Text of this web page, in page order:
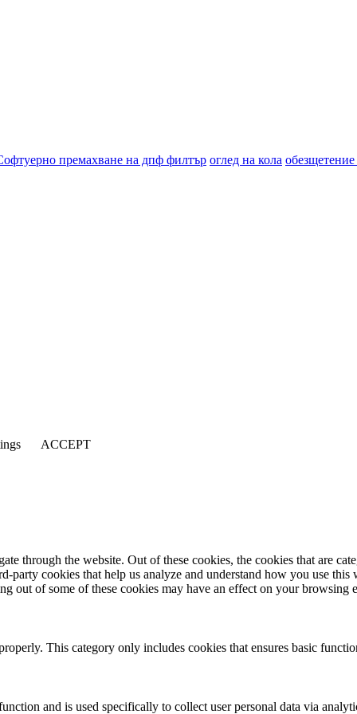
премахване на дпф филтър оглед на кола
ACCEPT
through the website. Out of these cookies, the cookies that are
party cookies that help us analyze and understand how you use
out of some of these cookies may have an effect on your browsing
This category only includes cookies that ensures basic
and is used specifically to collect user personal data via